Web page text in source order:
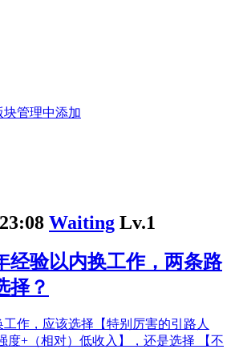
管理中添加
Waiting Lv.1
经验以内换工作，两条路
择？
作，应该选择【特别厉害的引路人
度+（相对）低收入】，还是选择 【不